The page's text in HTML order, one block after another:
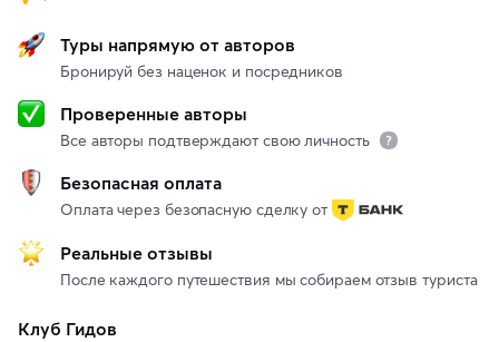
Туры напрямую от авторов
Бронируй без наценок и посредников
Проверенные авторы
Все авторы подтверждают свою личность
Безопасная оплата
Оплата через безопасную сделку от
Реальные отзывы
После каждого путешествия мы собираем отзыв туриста
Клуб Гидов